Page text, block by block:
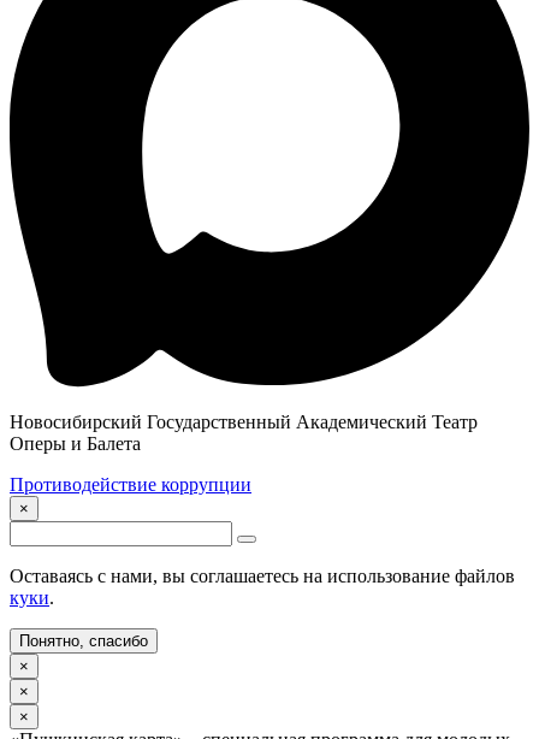
Новосибирский Государственный Академический Театр
Оперы и Балета
Противодействие коррупции
×
Оставаясь с нами, вы соглашаетесь на использование файлов
куки.
Понятно, спасибо
×
×
×